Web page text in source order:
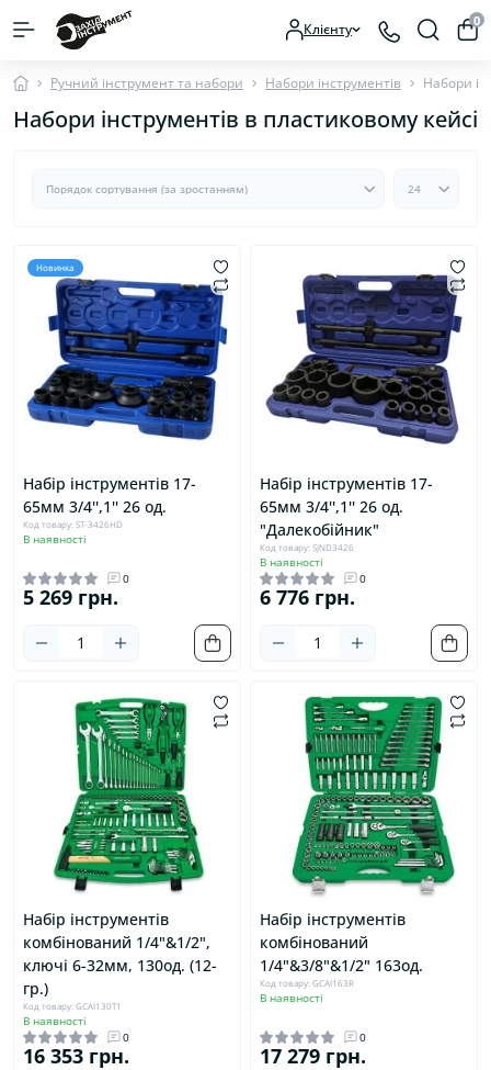
Клієнту 0
Ручний інструмент та набори Набори інструментів Набори
Набори інструментів в пластиковому кейсі
Новинка
Набір інструментів 17-
65мм 3/4'',1'' 26 од.
Код товару: ST-3426HD
В наявності
0
5 269 грн.
Набір інструментів 17-
65мм 3/4'',1'' 26 од.
"Далекобійник"
Код товару: SJND3426
В наявності
0
6 776 грн.
Набір інструментів
комбінований 1/4"&1/2",
ключі 6-32мм, 130од. (12-
гр.)
Код товару: GCAI130T1
В наявності
0
16 353 грн.
Набір інструментів
комбінований
1/4"&3/8"&1/2" 163од.
Код товару: GCAI163R
В наявності
0
17 279 грн.